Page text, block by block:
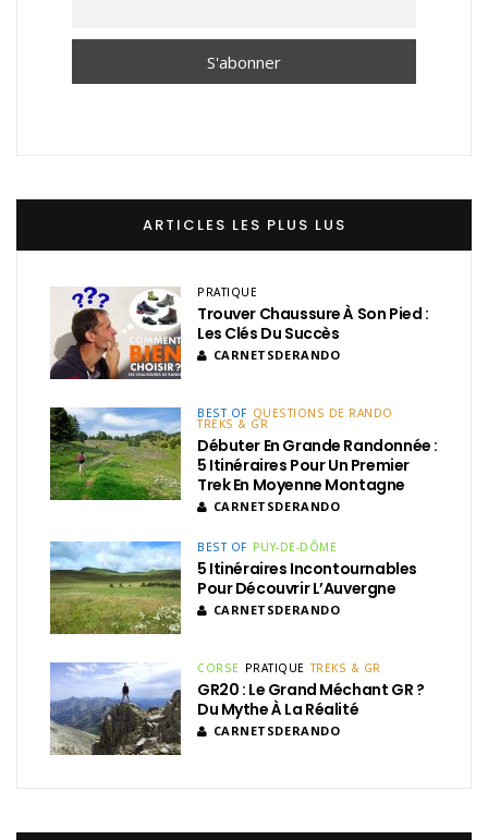
ARTICLES LES PLUS LUS
PRATIQUE
Trouver Chaussure À Son Pied :
Les Clés Du Succès
CARNETSDERANDO
BEST OF QUESTIONS DE RANDO
TREKS & GR
Débuter En Grande Randonnée :
5 Itinéraires Pour Un Premier
Trek En Moyenne Montagne
CARNETSDERANDO
BEST OF PUY-DE-DÔME
5 Itinéraires Incontournables
Pour Découvrir L’Auvergne
CARNETSDERANDO
CORSE PRATIQUE TREKS & GR
GR20 : Le Grand Méchant GR ?
Du Mythe À La Réalité
CARNETSDERANDO